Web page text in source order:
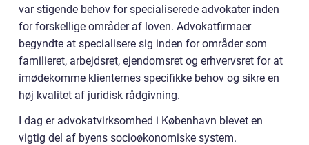
var stigende behov for specialiserede advokater inden
for forskellige områder af loven. Advokatfirmaer
begyndte at specialisere sig inden for områder som
familieret, arbejdsret, ejendomsret og erhvervsret for at
imødekomme klienternes specifikke behov og sikre en
høj kvalitet af juridisk rådgivning.
I dag er advokatvirksomhed i København blevet en
vigtig del af byens socioøkonomiske system.